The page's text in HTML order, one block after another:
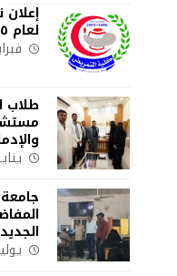
لعام ٢٠٢٦/٢٠٢٥ م
فبراير
طلاب
يناير ٣١,
الجديد ٢٠٢٥ – ٢٠٢٦ م بكلية التمريض
يوليو